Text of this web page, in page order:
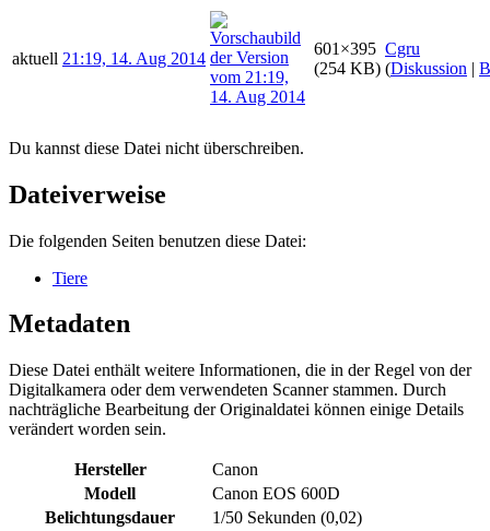
aktuell 21:19, 14. Aug 2014
601×395
(254 KB)
Cgru
(Diskussion |
Du kannst diese Datei nicht überschreiben.
Dateiverweise
Die folgenden Seiten benutzen diese Datei:
Tiere
Metadaten
Diese Datei enthält weitere Informationen, die in der Regel von der
Digitalkamera oder dem verwendeten Scanner stammen. Durch
nachträgliche Bearbeitung der Originaldatei können einige Details
verändert worden sein.
Hersteller
Canon
Modell
Canon EOS 600D
Belichtungsdauer
1/50 Sekunden (0,02)